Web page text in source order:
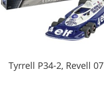
Tyrrell P34-2, Revell